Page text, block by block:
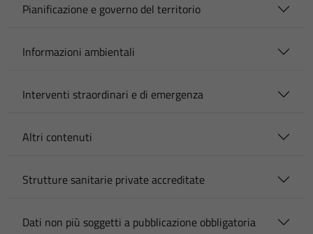
Pianificazione e governo del territorio
Informazioni ambientali
Interventi straordinari e di emergenza
Altri contenuti
Strutture sanitarie private accreditate
Dati non più soggetti a pubblicazione obbligatoria